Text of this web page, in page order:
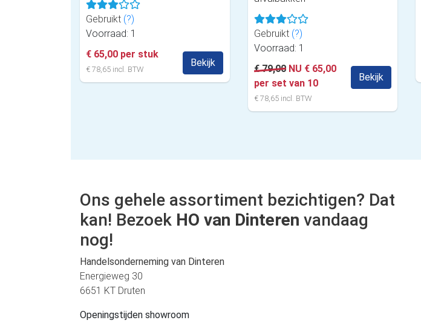
Gebruikt (?)
Voorraad: 1
€ 65,00 per stuk
€ 78,65 incl. BTW
Bekijk
Gebruikt (?)
Voorraad: 1
€ 79,00NU € 65,00
per set van 10
€ 78,65 incl. BTW
Bekijk
Ons gehele assortiment bezichtigen? Dat
kan! Bezoek HO van Dinteren vandaag
nog!
Handelsonderneming van Dinteren
Energieweg 30
6651 KT Druten
Openingstijden showroom